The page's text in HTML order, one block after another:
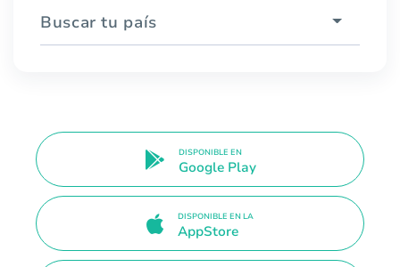
Buscar tu país
DISPONIBLE EN
Google Play
DISPONIBLE EN LA
AppStore